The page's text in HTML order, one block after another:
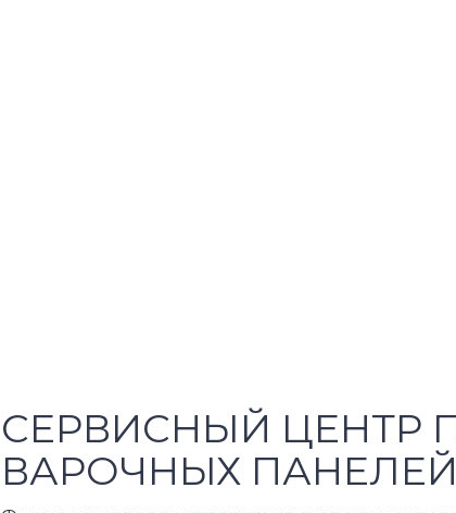
СЕРВИСНЫЙ ЦЕНТР
ВАРОЧНЫХ ПАНЕЛЕЙ